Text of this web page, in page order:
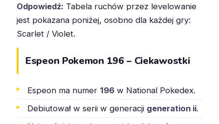
Odpowiedź: Tabela ruchów przez levelowanie
jest pokazana poniżej, osobno dla każdej gry:
Scarlet / Violet.
Espeon Pokemon 196 – Ciekawostki
Espeon ma numer 196 w National Pokedex.
Debiutował w serii w generacji generation ii.